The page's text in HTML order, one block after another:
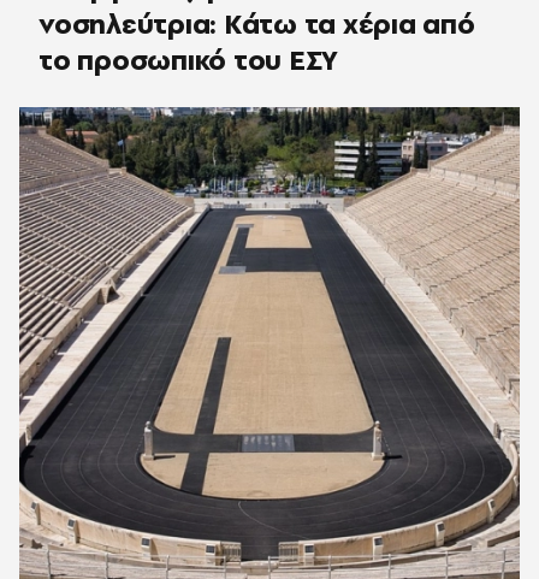
νοσηλεύτρια: Κάτω τα χέρια από
το προσωπικό του ΕΣΥ